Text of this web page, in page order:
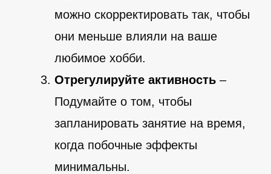
можно скорректировать так, чтобы
они меньше влияли на ваше
любимое хобби.
Отрегулируйте активность –
Подумайте о том, чтобы
запланировать занятие на время,
когда побочные эффекты
минимальны.